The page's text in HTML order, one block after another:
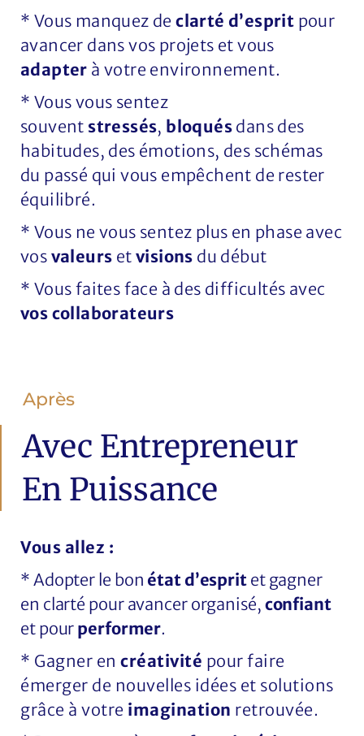
* Vous manquez declarté d’esprit pour
avancer dans vos projets et vous
adapter à votre environnement.
* Vous vous sentez
souvent stressés, bloquésdans des
habitudes, des émotions, des schémas
du passé qui vous empêchent de rester
équilibré.
* Vous ne vous sentez plus en phase avec
vos valeurs et visions du début
* Vous faites face à des difficultés avec
vos collaborateurs
Après
Avec Entrepreneur
En Puissance
Vous allez :
* Adopter le bon état d’espritet gagner
en clarté pour avancer organisé, confiant
et pour performer.
* Gagner en créativité pour faire
émerger de nouvelles idées et solutions
grâce à votre imagination retrouvée.